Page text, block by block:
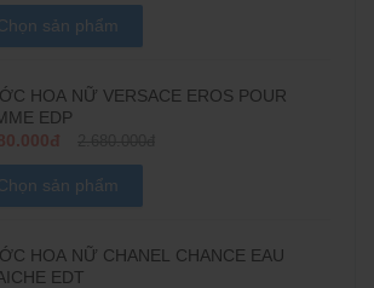
sản phẩm
HOA NỮ VERSACE EROS POUR
EDP
sản phẩm
HOA NỮ CHANEL CHANCE EAU
EDT